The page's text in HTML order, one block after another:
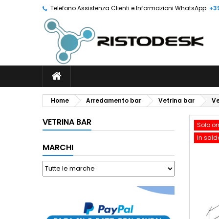
Telefono Assistenza Clienti e Informazioni WhatsApp:
Home Arredamento bar Vetrina bar
VETRINA BAR
MARCHI
Solo
In